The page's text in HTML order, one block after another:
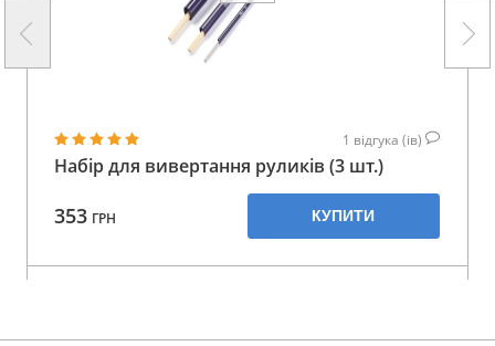
1 відгука (ів)
Набір для вивертання руликів (3 шт.)
353 ГРН КУПИТИ